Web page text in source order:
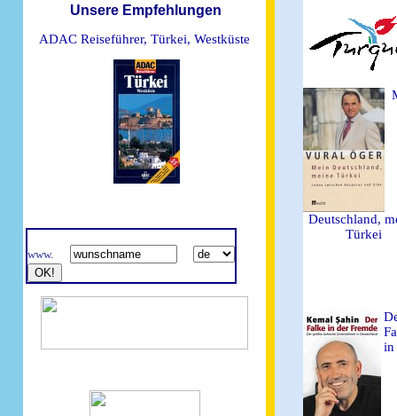
Unsere Empfehlungen
ADAC Reiseführer, Türkei, Westküste
www.
Deutschland,
Türkei
in